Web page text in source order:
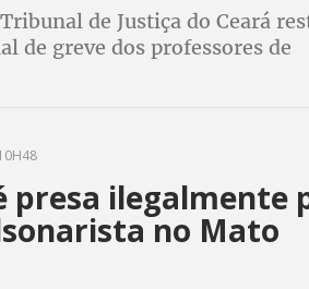
de Justiça do Ceará
de greve dos professores de
presa ilegalmente
no Mato